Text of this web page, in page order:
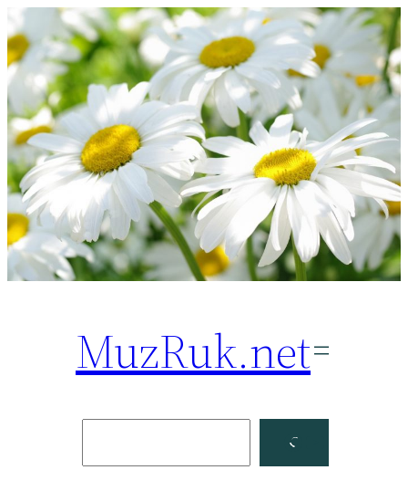
Перейти
к
содержимому
MuzRuk.net
Facebook